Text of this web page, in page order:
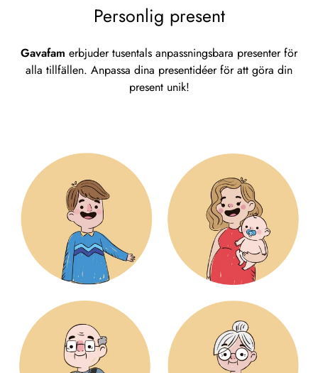
Personlig present
Gavafam erbjuder tusentals anpassningsbara presenter för
alla tillfällen. Anpassa dina presentidéer för att göra din
present unik!